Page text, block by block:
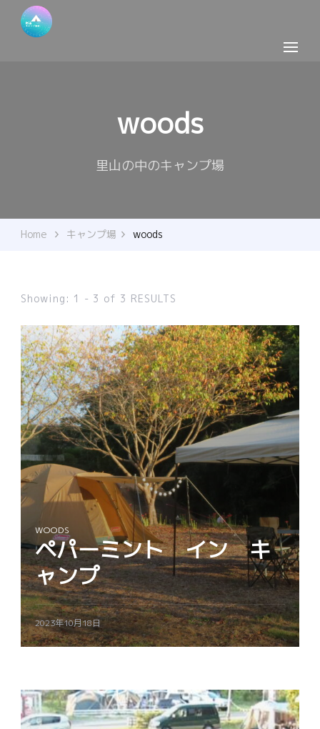
woods
里山の中のキャンプ場
Home キャンプ場 woods
Showing: 1 - 3 of 3 RESULTS
WOODS
ペパーミント イン キ
ャンプ
2023年10月18日